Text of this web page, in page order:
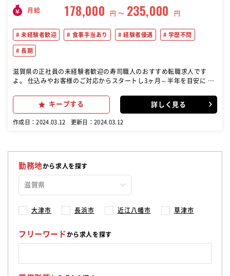
月給 178,000 円 〜 235,000 円
未経験者歓迎 食事手当あり 経験者優遇 学歴不問
長期
滋賀県の正社員の未経験者歓迎の寿司職人のおすすめ転職求人です
よ。 仕込みやお客様のご対応からスタートし3ヶ月～半年を目安に お
は】 ・ランチタイムやディナータイムの仕込み ・廻転寿司以外にもラ
ンチタイムのお寿司調理 ・赤出汁などの汁物調理 ・旬の魚など様々な
などの出社はございません。 ・自社で研修施設を保有しているので早
えています。
キープする 詳しく見る
作成日：2024.03.12 更新日：2024.03.12
勤務地から求人を探す
大津市 長浜市 近江八幡市 草津市
フリーワードから求人を探す